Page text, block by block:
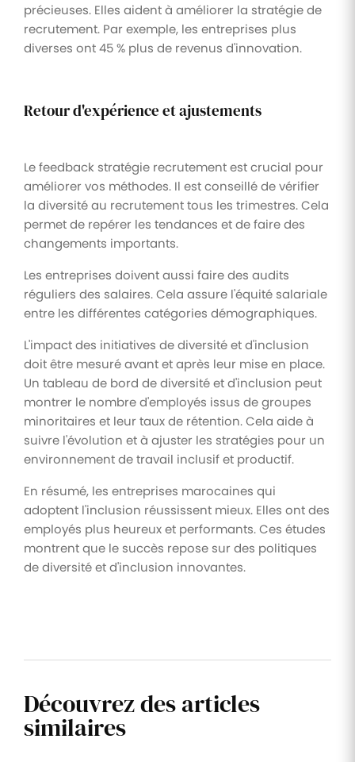
précieuses. Elles aident à améliorer la stratégie de
recrutement. Par exemple, les entreprises plus
diverses ont 45 % plus de revenus d'innovation.
Retour d'expérience et ajustements
Le feedback stratégie recrutement est crucial pour
améliorer vos méthodes. Il est conseillé de vérifier
la diversité au recrutement tous les trimestres. Cela
permet de repérer les tendances et de faire des
changements importants.
Les entreprises doivent aussi faire des audits
réguliers des salaires. Cela assure l'équité salariale
entre les différentes catégories démographiques.
L'impact des initiatives de diversité et d'inclusion
doit être mesuré avant et après leur mise en place.
Un tableau de bord de diversité et d'inclusion peut
montrer le nombre d'employés issus de groupes
minoritaires et leur taux de rétention. Cela aide à
suivre l'évolution et à ajuster les stratégies pour un
environnement de travail inclusif et productif.
En résumé, les entreprises marocaines qui
adoptent l'inclusion réussissent mieux. Elles ont des
employés plus heureux et performants. Ces études
montrent que le succès repose sur des politiques
de diversité et d'inclusion innovantes.
Découvrez des articles
similaires